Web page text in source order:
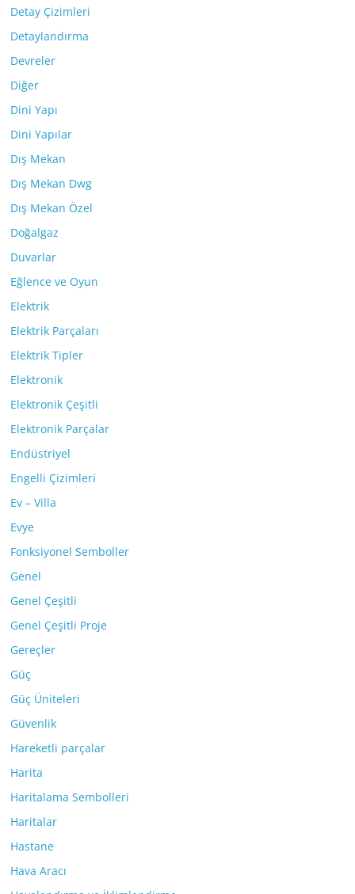
Detay Çizimleri
Detaylandırma
Devreler
Diğer
Dini Yapı
Dini Yapılar
Dış Mekan
Dış Mekan Dwg
Dış Mekan Özel
Doğalgaz
Duvarlar
Eğlence ve Oyun
Elektrik
Elektrik Parçaları
Elektrik Tipler
Elektronik
Elektronik Çeşitli
Elektronik Parçalar
Endüstriyel
Engelli Çizimleri
Ev – Villa
Evye
Fonksiyonel Semboller
Genel
Genel Çeşitli
Genel Çeşitli Proje
Gereçler
Güç
Güç Üniteleri
Güvenlik
Hareketli parçalar
Harita
Haritalama Sembolleri
Haritalar
Hastane
Hava Aracı